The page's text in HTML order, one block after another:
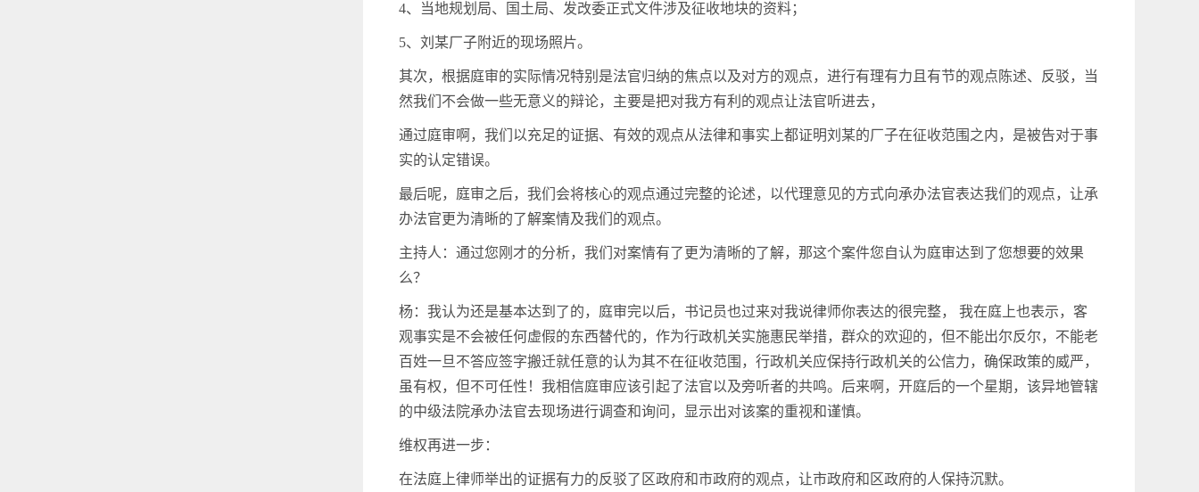
4、当地规划局、国土局、发改委正式文件涉及征收地块的资料；
5、刘某厂子附近的现场照片。
其次，根据庭审的实际情况特别是法官归纳的焦点以及对方的观点，进行有理有力且有节的观点陈述、反驳，当
然我们不会做一些无意义的辩论，主要是把对我方有利的观点让法官听进去，
通过庭审啊，我们以充足的证据、有效的观点从法律和事实上都证明刘某的厂子在征收范围之内，是被告对于事
实的认定错误。
最后呢，庭审之后，我们会将核心的观点通过完整的论述，以代理意见的方式向承办法官表达我们的观点，让承
办法官更为清晰的了解案情及我们的观点。
主持人：通过您刚才的分析，我们对案情有了更为清晰的了解，那这个案件您自认为庭审达到了您想要的效果
么？
杨：我认为还是基本达到了的，庭审完以后，书记员也过来对我说律师你表达的很完整， 我在庭上也表示，客
观事实是不会被任何虚假的东西替代的，作为行政机关实施惠民举措，群众的欢迎的，但不能出尔反尔，不能老
百姓一旦不答应签字搬迁就任意的认为其不在征收范围，行政机关应保持行政机关的公信力，确保政策的威严，
虽有权，但不可任性！我相信庭审应该引起了法官以及旁听者的共鸣。后来啊，开庭后的一个星期，该异地管辖
的中级法院承办法官去现场进行调查和询问，显示出对该案的重视和谨慎。
维权再进一步：
在法庭上律师举出的证据有力的反驳了区政府和市政府的观点，让市政府和区政府的人保持沉默。